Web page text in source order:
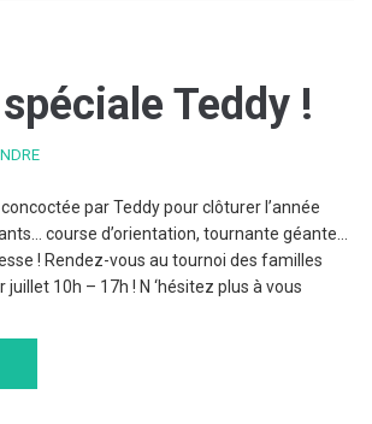
Teddy !
par Teddy pour clôturer l’année
course d’orientation, tournante géante…
! Rendez-vous au tournoi des familles
10h – 17h ! N ‘hésitez plus à vous